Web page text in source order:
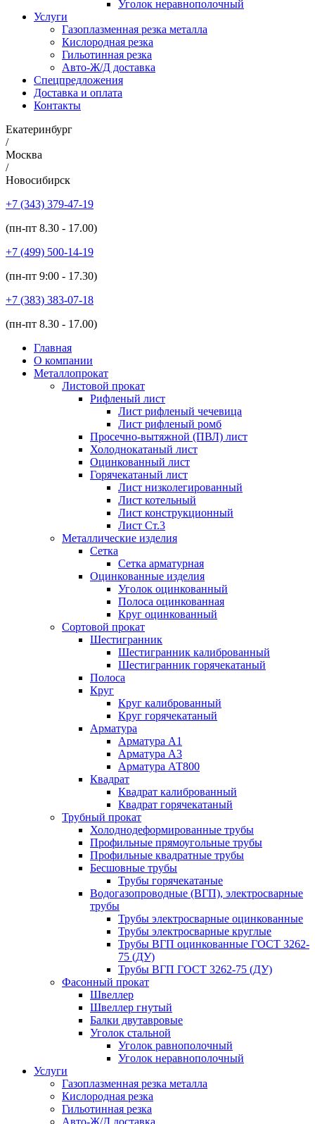
Уголок неравнополочный
Услуги
Газоплазменная резка металла
Кислородная резка
Гильотинная резка
Авто-Ж/Д доставка
Спецпредложения
Доставка и оплата
Контакты
Екатеринбург
/
Москва
/
Новосибирск
+7 (343) 379-47-19
(пн-пт 8.30 - 17.00)
+7 (499) 500-14-19
(пн-пт 9:00 - 17.30)
+7 (383) 383-07-18
(пн-пт 8.30 - 17.00)
Главная
О компании
Металлопрокат
Листовой прокат
Рифленый лист
Лист рифленый чечевица
Лист рифленый ромб
Просечно-вытяжной (ПВЛ) лист
Холоднокатаный лист
Оцинкованный лист
Горячекатаный лист
Лист низколегированный
Лист котельный
Лист конструкционный
Лист Ст.3
Металлические изделия
Сетка
Сетка арматурная
Оцинкованные изделия
Уголок оцинкованный
Полоса оцинкованная
Круг оцинкованный
Сортовой прокат
Шестигранник
Шестигранник калиброванный
Шестигранник горячекатаный
Полоса
Круг
Круг калиброванный
Круг горячекатаный
Арматура
Арматура А1
Арматура А3
Арматура АТ800
Квадрат
Квадрат калиброванный
Квадрат горячекатаный
Трубный прокат
Холоднодеформированные трубы
Профильные прямоугольные трубы
Профильные квадратные трубы
Бесшовные трубы
Трубы горячекатаные
Водогазопроводные (ВГП), электросварные
трубы
Трубы электросварные оцинкованные
Трубы электросварные круглые
Трубы ВГП оцинкованные ГОСТ 3262-
75 (ДУ)
Трубы ВГП ГОСТ 3262-75 (ДУ)
Фасонный прокат
Швеллер
Швеллер гнутый
Балки двутавровые
Уголок стальной
Уголок равнополочный
Уголок неравнополочный
Услуги
Газоплазменная резка металла
Кислородная резка
Гильотинная резка
Авто-Ж/Д доставка